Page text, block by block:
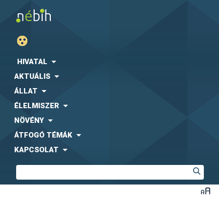
HIVATAL
AKTUÁLIS
ÁLLAT
ÉLELMISZER
NÖVÉNY
ÁTFOGÓ TÉMÁK
KAPCSOLAT